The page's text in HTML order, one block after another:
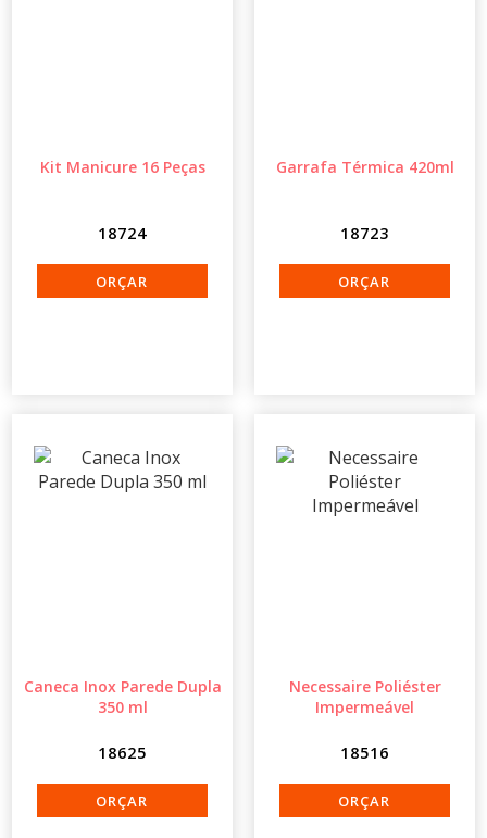
Kit Manicure 16 Peças
18724
Garrafa Térmica 420ml
18723
Caneca Inox Parede Dupla
350 ml
18625
Necessaire Poliéster
Impermeável
18516